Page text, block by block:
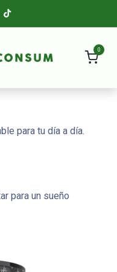
0
para tu día a día.
para un sueño